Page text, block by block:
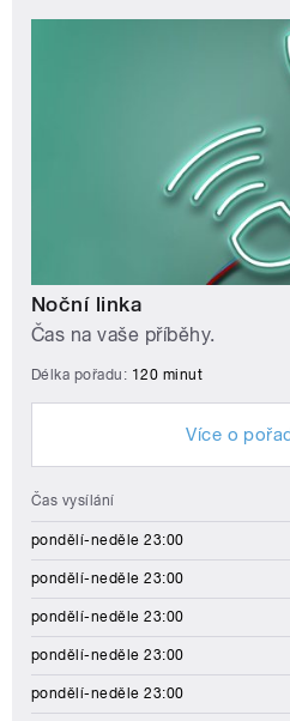
Noční linka
Čas na vaše příběhy.
Délka pořadu: 120 minut
Více o
Čas vysílání
pondělí-neděle 23:00
pondělí-neděle 23:00
pondělí-neděle 23:00
pondělí-neděle 23:00
pondělí-neděle 23:00